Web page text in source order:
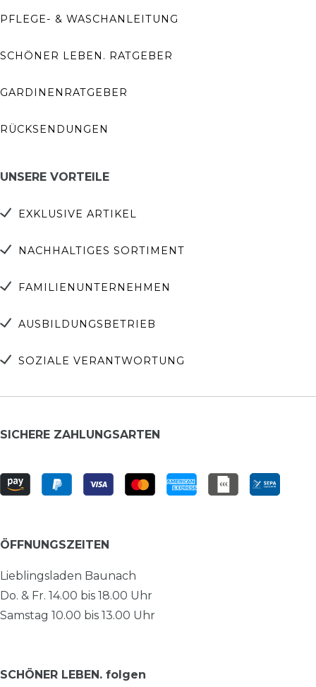
PFLEGE- & WASCHANLEITUNG
SCHÖNER LEBEN. RATGEBER
GARDINENRATGEBER
RÜCKSENDUNGEN
UNSERE VORTEILE
EXKLUSIVE ARTIKEL
NACHHALTIGES SORTIMENT
FAMILIENUNTERNEHMEN
AUSBILDUNGSBETRIEB
SOZIALE VERANTWORTUNG
SICHERE ZAHLUNGSARTEN
ÖFFNUNGSZEITEN
Lieblingsladen Baunach
Do. & Fr. 14.00 bis 18.00 Uhr
Samstag 10.00 bis 13.00 Uhr
SCHÖNER LEBEN. folgen